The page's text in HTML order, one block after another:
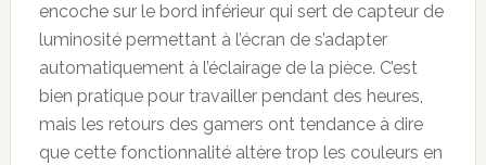
encoche sur le bord inférieur qui sert de capteur de
luminosité permettant à l’écran de s’adapter
automatiquement à l’éclairage de la pièce. C’est
bien pratique pour travailler pendant des heures,
mais les retours des gamers ont tendance à dire
que cette fonctionnalité altère trop les couleurs en